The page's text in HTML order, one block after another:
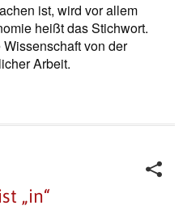
ist, wird vor allem
heißt das Stichwort.
von der
Arbeit.
„in“